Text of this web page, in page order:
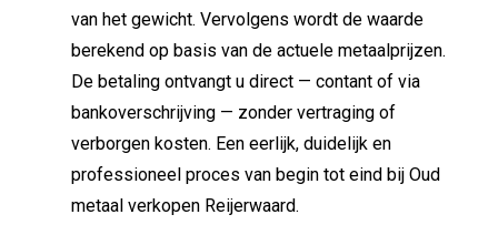
van het gewicht. Vervolgens wordt de waarde
berekend op basis van de actuele metaalprijzen.
De betaling ontvangt u direct — contant of via
bankoverschrijving — zonder vertraging of
verborgen kosten. Een eerlijk, duidelijk en
professioneel proces van begin tot eind bij Oud
metaal verkopen Reijerwaard.